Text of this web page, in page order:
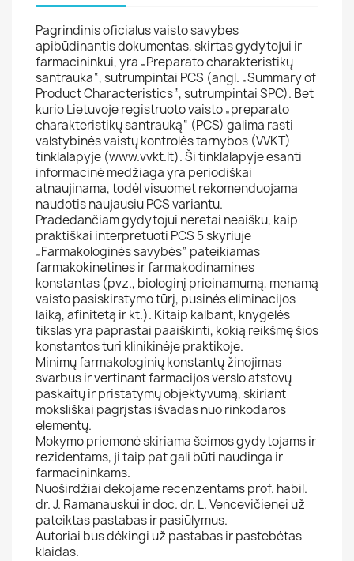
Pagrindinis oficialus vaisto savybes
apibūdinantis dokumentas, skirtas gydytojui ir
farmacininkui, yra „Preparato charakteristikų
santrauka“, sutrumpintai PCS (angl. „Summary of
Product Characteristics“, sutrumpintai SPC). Bet
kurio Lietuvoje registruoto vaisto „preparato
charakteristikų santrauką“ (PCS) galima rasti
valstybinės vaistų kontrolės tarnybos (VVKT)
tinklalapyje (www.vvkt.lt). Ši tinklalapyje esanti
informacinė medžiaga yra periodiškai
atnaujinama, todėl visuomet rekomenduojama
naudotis naujausiu PCS variantu.
Pradedančiam gydytojui neretai neaišku, kaip
praktiškai interpretuoti PCS 5 skyriuje
„Farmakologinės savybės“ pateikiamas
farmakokinetines ir farmakodinamines
konstantas (pvz., biologinį prieinamumą, menamą
vaisto pasiskirstymo tūrį, pusinės eliminacijos
laiką, afinitetą ir kt.). Kitaip kalbant, knygelės
tikslas yra paprastai paaiškinti, kokią reikšmę šios
konstantos turi klinikinėje praktikoje.
Minimų farmakologinių konstantų žinojimas
svarbus ir vertinant farmacijos verslo atstovų
paskaitų ir pristatymų objektyvumą, skiriant
moksliškai pagrįstas išvadas nuo rinkodaros
elementų.
Mokymo priemonė skiriama šeimos gydytojams ir
rezidentams, ji taip pat gali būti naudinga ir
farmacininkams.
Nuoširdžiai dėkojame recenzentams prof. habil.
dr. J. Ramanauskui ir doc. dr. L. Vencevičienei už
pateiktas pastabas ir pasiūlymus.
Autoriai bus dėkingi už pastabas ir pastebėtas
klaidas.